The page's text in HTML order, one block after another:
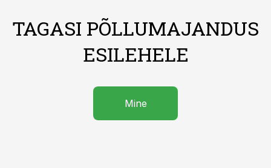
TAGASI PÕLLUMAJANDUS
ESILEHELE
Mine